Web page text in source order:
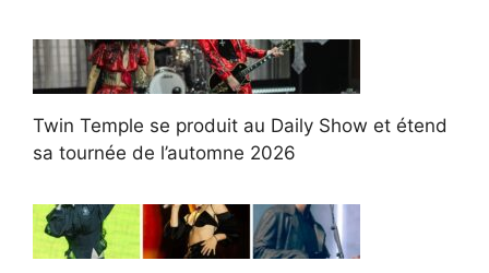
Twin Temple se produit au Daily Show et étend
sa tournée de l’automne 2026